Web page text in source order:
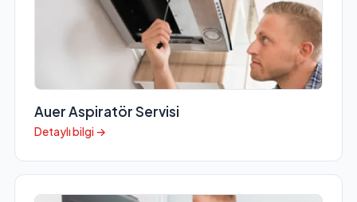
Auer Aspiratör Servisi
Detaylı bilgi →